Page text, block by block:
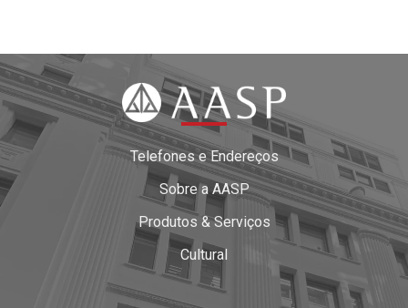
Telefones e Endereços
Sobre a AASP
Produtos & Serviços
Cultural